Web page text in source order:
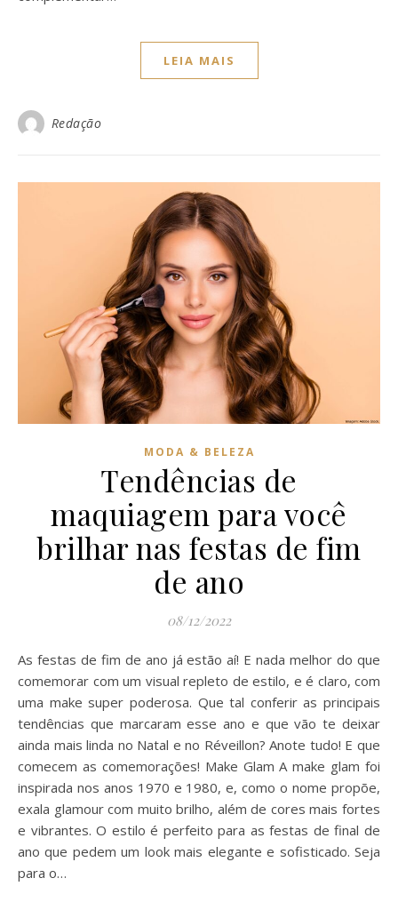
LEIA MAIS
Redação
MODA & BELEZA
Tendências de
maquiagem para você
brilhar nas festas de fim
de ano
08/12/2022
As festas de fim de ano já estão aí! E nada melhor do que
comemorar com um visual repleto de estilo, e é claro, com
uma make super poderosa. Que tal conferir as principais
tendências que marcaram esse ano e que vão te deixar
ainda mais linda no Natal e no Réveillon? Anote tudo! E que
comecem as comemorações! Make Glam A make glam foi
inspirada nos anos 1970 e 1980, e, como o nome propõe,
exala glamour com muito brilho, além de cores mais fortes
e vibrantes. O estilo é perfeito para as festas de final de
ano que pedem um look mais elegante e sofisticado. Seja
para o…